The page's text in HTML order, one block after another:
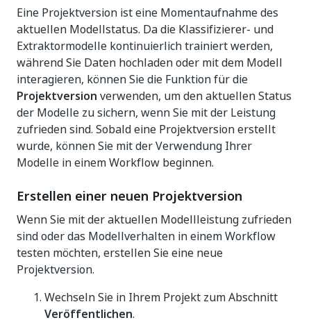
Eine Projektversion ist eine Momentaufnahme des
aktuellen Modellstatus. Da die Klassifizierer- und
Extraktormodelle kontinuierlich trainiert werden,
während Sie Daten hochladen oder mit dem Modell
interagieren, können Sie die Funktion für die
Projektversion verwenden, um den aktuellen Status
der Modelle zu sichern, wenn Sie mit der Leistung
zufrieden sind. Sobald eine Projektversion erstellt
wurde, können Sie mit der Verwendung Ihrer
Modelle in einem Workflow beginnen.
Erstellen einer neuen Projektversion
Wenn Sie mit der aktuellen Modellleistung zufrieden
sind oder das Modellverhalten in einem Workflow
testen möchten, erstellen Sie eine neue
Projektversion.
Wechseln Sie in Ihrem Projekt zum Abschnitt
Veröffentlichen.